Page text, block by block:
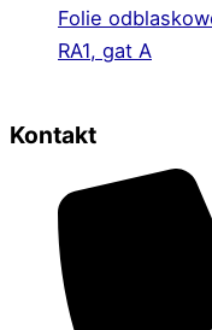
Folie
RA1, gat A
Kontakt